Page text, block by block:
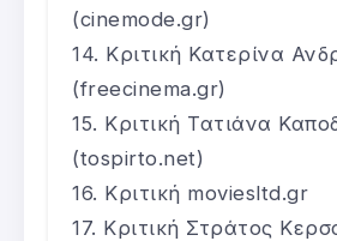
(cinemode.gr)
Κριτική Κατερίνα
(freecinema.gr)
Κριτική Τατιάνα
(tospirto.net)
Κριτική moviesltd.gr
Κριτική Στράτος